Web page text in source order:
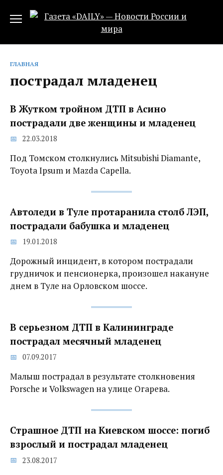
ГЛАВНАЯ
пострадал младенец
В Жутком тройном ДТП в Асино
пострадали две женщины и младенец
22.03.2018
Под Томском столкнулись Mitsubishi Diamante,
Toyota Ipsum и Mazda Capella.
Автоледи в Туле протаранила столб ЛЭП,
пострадали бабушка и младенец
19.01.2018
Дорожный инцидент, в котором пострадали
грудничок и пенсионерка, произошел накануне
днем в Туле на Орловском шоссе.
В серьезном ДТП в Калининграде
пострадал месячный младенец
07.09.2017
Малыш пострадал в результате столкновения
Porsche и Volkswagen на улице Огарева.
Страшное ДТП на Киевском шоссе: погиб
взрослый и пострадал младенец
23.08.2017